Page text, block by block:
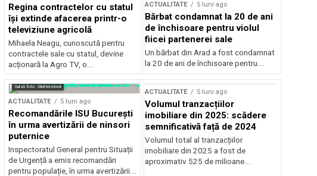
Regina contractelor cu statul
își extinde afacerea printr-o
televiziune agricolă
Mihaela Neagu, cunoscută pentru
contractele sale cu statul, devine
acționară la Agro TV, o...
ACTUALITATE 5 luni ago
Bărbat condamnat la 20 de ani
de închisoare pentru violul
fiicei partenerei sale
Un bărbat din Arad a fost condamnat
la 20 de ani de închisoare pentru...
Sursă foto: Shutterstock
ACTUALITATE 5 luni ago
Recomandările ISU București
în urma avertizării de ninsori
puternice
Inspectoratul General pentru Situații
de Urgență a emis recomandări
pentru populație, în urma avertizării...
ACTUALITATE 5 luni ago
Volumul tranzacțiilor
imobiliare din 2025: scădere
semnificativă față de 2024
Volumul total al tranzacțiilor
imobiliare din 2025 a fost de
aproximativ 525 de milioane...